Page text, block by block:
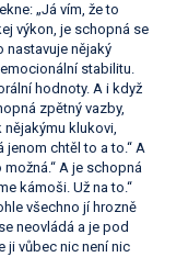
„Já vím, že to
výkon, je schopná se
nastavuje nějaký
stabilitu.
hodnoty. A i když
zpětný vazby,
klukovi,
jenom chtěl to a to.“ A
A je schopná
kámoši. Už na to.“
všechno jí hrozně
neovládá a je pod
ji vůbec nic není nic